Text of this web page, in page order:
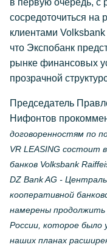
в первую очередь,
сосредоточиться на
клиентами
что Экспобанк
рынке финансовых
прозрачной
Председатель
Нифонтов
договоренностям по
VR LEASING состоит
банков Volksbank
DZ Bank AG -
кооперативной
намерены продолжить
России, которое было
наших планах